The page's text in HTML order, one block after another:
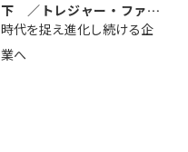
下 ／トレジャー・ファク
トリー社長野坂...
時代を捉え進化し続ける企
業へ